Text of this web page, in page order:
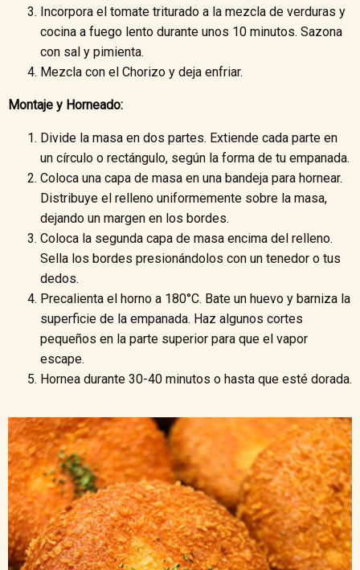
Incorpora el tomate triturado a la mezcla de verduras y
cocina a fuego lento durante unos 10 minutos. Sazona
con sal y pimienta.
Mezcla con el Chorizo y deja enfriar.
Montaje y Horneado:
Divide la masa en dos partes. Extiende cada parte en
un círculo o rectángulo, según la forma de tu empanada.
Coloca una capa de masa en una bandeja para hornear.
Distribuye el relleno uniformemente sobre la masa,
dejando un margen en los bordes.
Coloca la segunda capa de masa encima del relleno.
Sella los bordes presionándolos con un tenedor o tus
dedos.
Precalienta el horno a 180°C. Bate un huevo y barniza la
superficie de la empanada. Haz algunos cortes
pequeños en la parte superior para que el vapor
escape.
Hornea durante 30-40 minutos o hasta que esté dorada.